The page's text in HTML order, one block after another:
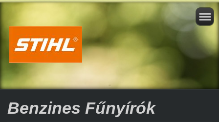
Benzines Fűnyírók